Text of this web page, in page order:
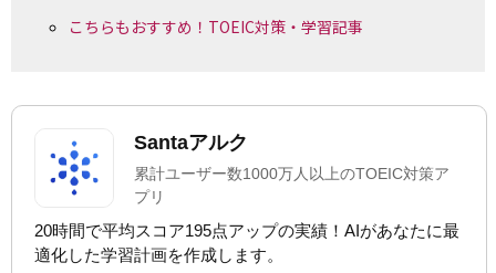
こちらもおすすめ！TOEIC対策・学習記事